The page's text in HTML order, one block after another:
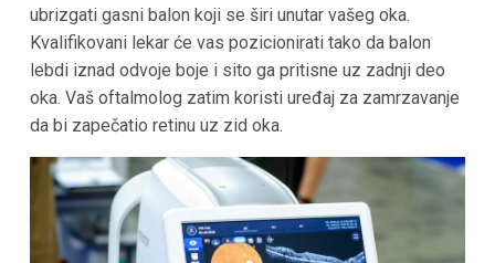
ubrizgati gasni balon koji se širi unutar vašeg oka.
Kvalifikovani lekar će vas pozicionirati tako da balon
lebdi iznad odvoje boje i sito ga pritisne uz zadnji deo
oka. Vaš oftalmolog zatim koristi uređaj za zamrzavanje
da bi zapečatio retinu uz zid oka.